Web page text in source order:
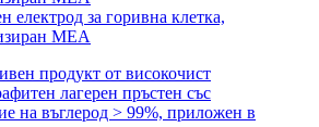
електрод за горивна клетка,
MEA